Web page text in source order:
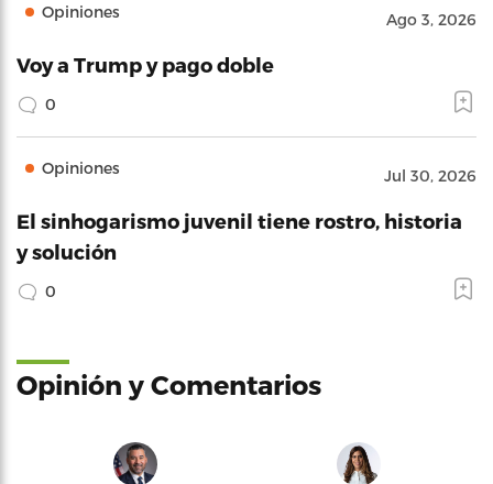
Opiniones Ago 3, 2026
Voy a Trump y pago doble
0
Opiniones Jul 30, 2026
El sinhogarismo juvenil tiene rostro, historia
y solución
0
Opinión y Comentarios